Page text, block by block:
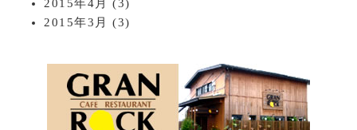
2015年4月
(3)
2015年3月
(3)